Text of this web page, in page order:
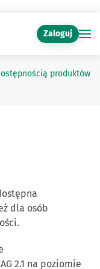
Zaloguj
produktów
dla osób
2.1 na poziomie